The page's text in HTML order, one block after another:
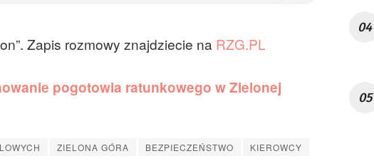
Zapis rozmowy znajdziecie na RZG.PL
pogotowia ratunkowego w Zielonej
ZIELONA GÓRA BEZPIECZEŃSTWO KIEROWCY